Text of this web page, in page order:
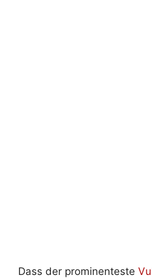
Dass der prominenteste